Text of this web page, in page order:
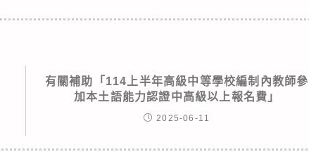
有關補助「114上半年高級中等學校編制內教師參
加本土語能力認證中高級以上報名費」
2025-06-11